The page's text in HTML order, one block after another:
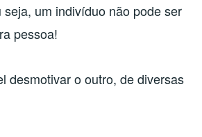
um indivíduo não pode ser
pessoa!
desmotivar o outro, de diversas